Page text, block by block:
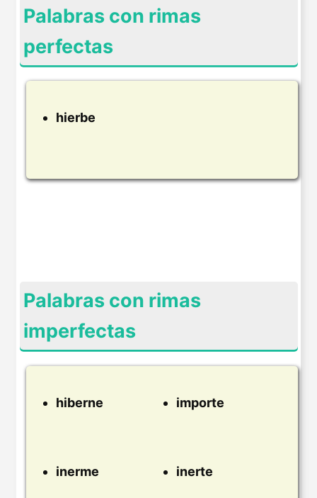
Palabras con rimas
perfectas
hierbe
Palabras con rimas
imperfectas
hiberne importe
inerme inerte